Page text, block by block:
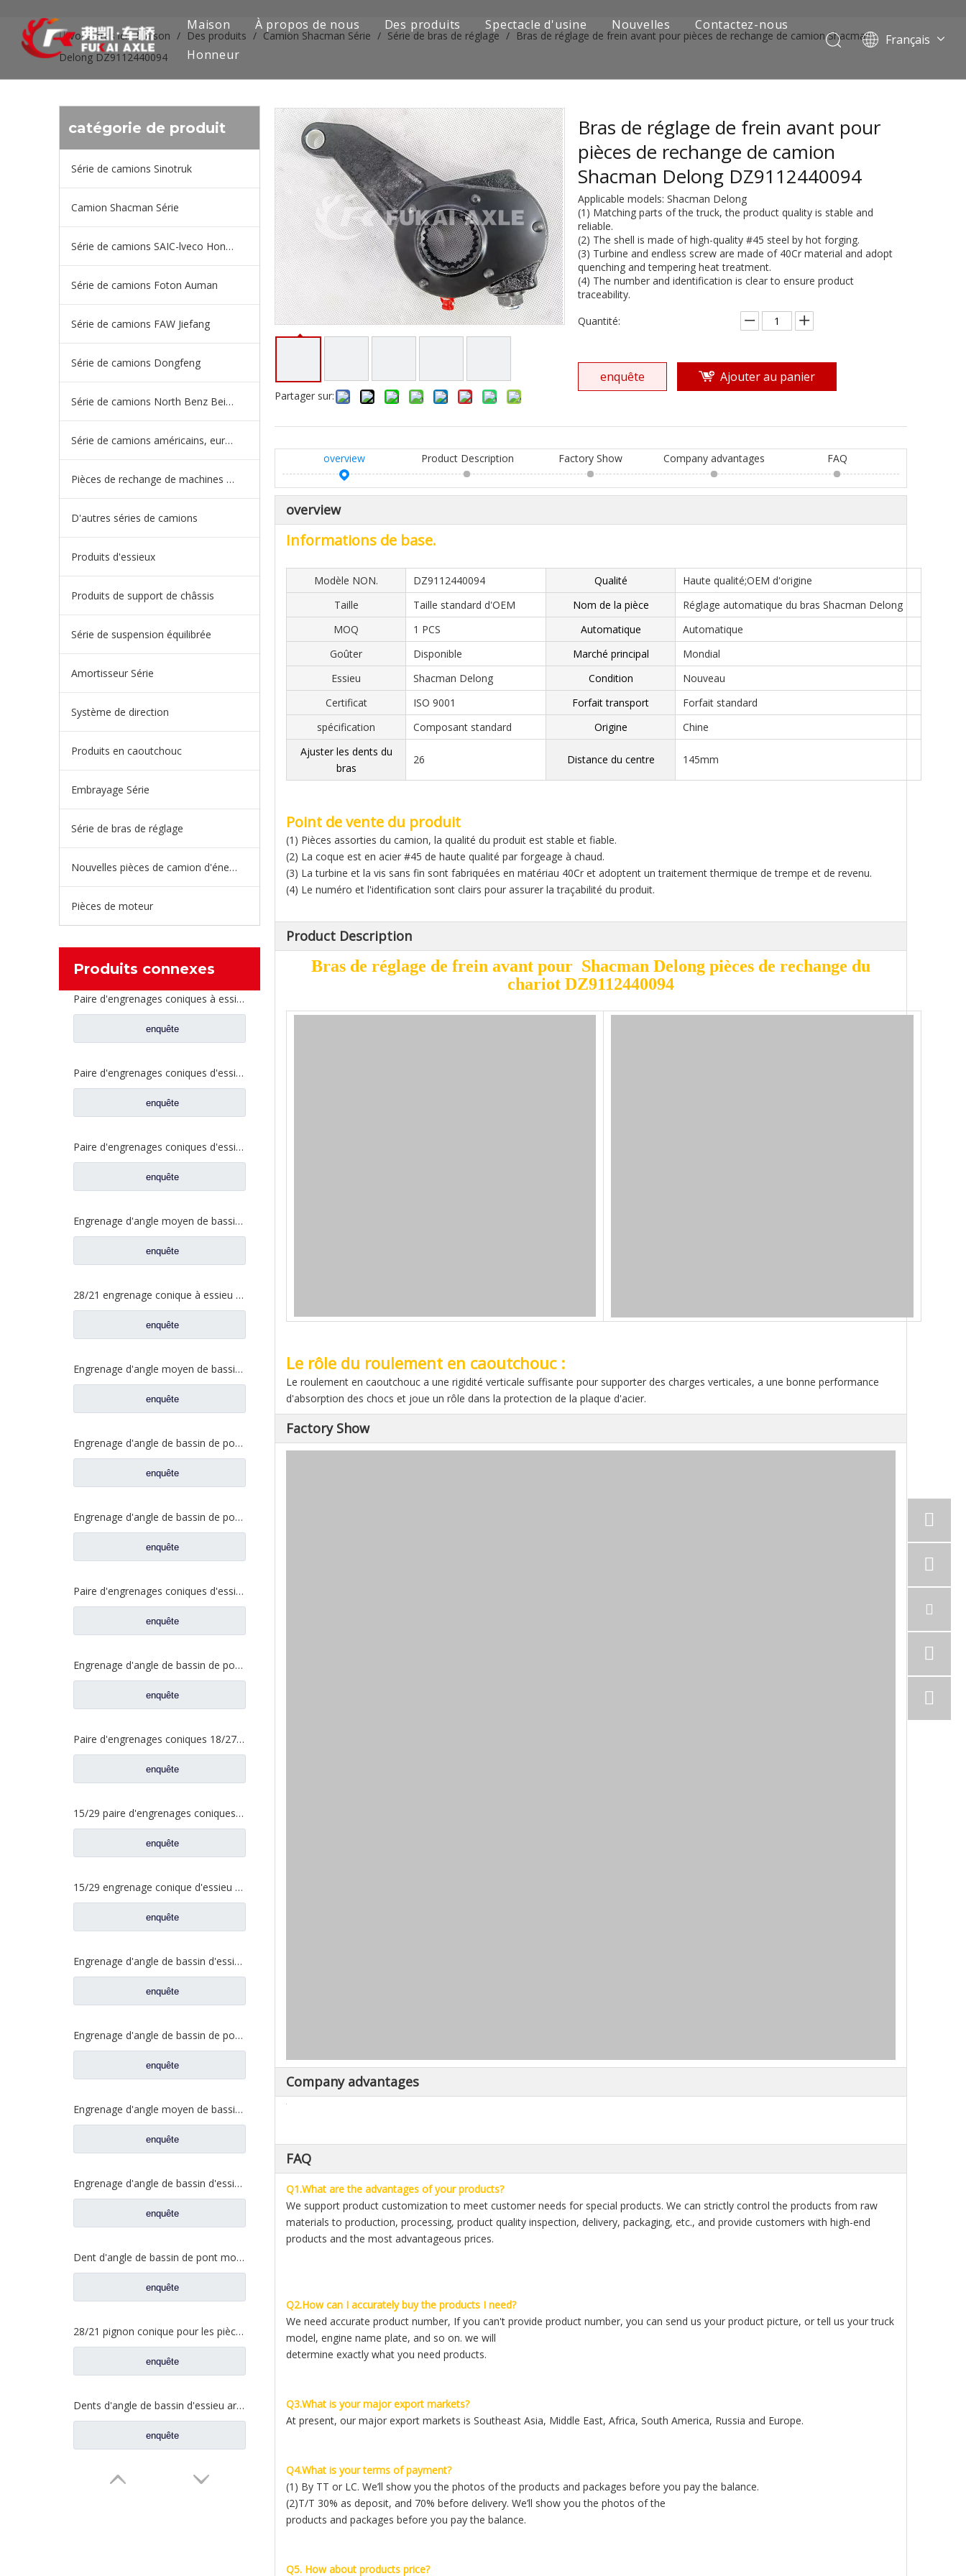
Maison À propos de nous Des produits
Série de camions SAIC-lveco Hongyan
Série de camions Foton Auman
Série de camions FAW Jiefang
Série de camions Dongfeng
Série de camions européens et japonais
Pièces de rechange de machines d'ingénierie de camion minier
D'autres séries de camions
Spectacle d'usine Nouvelles
Contactez-nous
Honneur
Français
Pусский
Vous êtes ici: Maison / Des produits / Camion Shacman Série / Série de bras de réglage / Bras de réglage de frein avant pour pièces de rechange de camion Shacman
Delong DZ9112440094
catégorie de produit
Série de camions Sinotruk
Camion Shacman Série
Série de camions SAIC-lveco Hongyan
Série de camions Foton Auman
Série de camions FAW Jiefang
Série de camions Dongfeng
Série de camions North Benz Beiben
Série de camions américains, européens et japonais
Pièces de rechange de machines d'ingénierie de camion minier
D'autres séries de camions
Produits d'essieux
Produits de support de châssis
Série de suspension équilibrée
Amortisseur Série
Système de direction
Produits en caoutchouc
Embrayage Série
Série de bras de réglage
Nouvelles pièces de camion d'énergie
Pièces de moteur
Produits connexes
Paire d'engrenages coniques à essieu moyen 27/18 pour pièces de rechange de camion Ankai & BENZ Foton Auman HFF2502040/41CK1BZ
enquête
Paire d'engrenages coniques d'essieu arrière 21/28 pour pièces de rechange de camion Ankai & BENZ Foton Auman HFF2402038/39CK1BZ
enquête
Paire d'engrenages coniques d'essieu arrière 18/27 pour pièces de rechange de camion Ankai & BENZ Foton Auman HFF2402040/41CK1BZ
enquête
Engrenage d'angle moyen de bassin de pont pour les pièces de rechange 42104456 de camion de SAIC Hongyan
enquête
28/21 engrenage conique à essieu moyen pour essieu Ankai essieu Benz Foton Auman pièces de rechange de camion HFF2502038/39CK1BZ
enquête
Engrenage d'angle moyen de bassin de pont pour les pièces de rechange 5801845742 de camion de SAIC Hongyan
enquête
Engrenage d'angle de bassin de pont moyen pour pièces de rechange Shamcan DelongTruck 81.35199.6535
enquête
Engrenage d'angle de bassin de pont arrière pour pièces de rechange Shamcan DelongTruck 81.35199.6554
enquête
Paire d'engrenages coniques d'essieu moyen 28/21 pour pièces de rechange de camion FAW Jiefang d'essieu A0E 2502036/037-A0E
enquête
Engrenage d'angle de bassin de pont moyen pour pièces de rechange Shamcan DelongTruck 81.35199.6587
enquête
Paire d'engrenages coniques 18/27 pour pièces de rechange 2502ZHS1827-025/026 de camion de levage en T de l'essieu Dena Dongfeng
enquête
15/29 paire d'engrenages coniques à essieu moyen pour Ankai & Benz essieu Foton Auman nord Benz Beiben camion pièces de rechange A3463535310
enquête
15/29 engrenage conique d'essieu arrière pour Ankai & Benz essieu Foton Auman nord Benz Beiben camion pièces de rechange 24.02.101
enquête
Engrenage d'angle de bassin d'essieu arrière pour pièces de rechange Shamcan AulongTruck 81.35199.6532
enquête
Engrenage d'angle de bassin de pont moyen pour pièces de rechange DZ9112320689 de Shamcan AulongTruck
enquête
Engrenage d'angle moyen de bassin de pont pour les pièces de rechange WG7121320252 de camion de Sinotruk Steyr
enquête
Engrenage d'angle de bassin d'essieu arrière pour pièces de rechange de camion Sinotruk Steyr 199012320177
enquête
Dent d'angle de bassin de pont moyen pour pièces de rechange AZ9981320154 de camion de Sinotruk Howo AC16
enquête
28/21 pignon conique pour les pièces de rechange A3463502939 du nord de camion de Benz Beiben
enquête
Dents d'angle de bassin d'essieu arrière pour pièces de rechange AZ9981320157 de camion de Sinotruk Howo AC16
enquête
Partager sur:
Bras de réglage de frein avant pour
pièces de rechange de camion
Shacman Delong DZ9112440094
Applicable models: Shacman Delong
(1) Matching parts of the truck, the product quality is stable and
reliable.
(2) The shell is made of high-quality #45 steel by hot forging.
(3) Turbine and endless screw are made of 40Cr material and adopt
quenching and tempering heat treatment.
(4) The number and identification is clear to ensure product
traceability.
Quantité:
enquête Ajouter au panier
overview Product Description Factory Show Company advantages FAQ
overview
Informations de base.
Modèle NON. DZ9112440094 Qualité
Haute qualité;OEM d'origine
Taille
Taille standard d'OEM Nom de la pièce
Réglage automatique du bras Shacman Delong
MOQ
1 PCS Automatique
Automatique
Goûter
Disponible Marché principal
Mondial
Essieu
Shacman Delong Condition
Nouveau
Certificat
ISO 9001 Forfait transport
Forfait standard
spécification
Composant standard Origine
Chine
Ajuster les dents du
bras
26 Distance du centre 145mm
Point de vente du produit
(1) Pièces assorties du camion, la qualité du produit est stable et fiable.
(2) La coque est en acier #45 de haute qualité par forgeage à chaud.
(3) La turbine et la vis sans fin sont fabriquées en matériau 40Cr et adoptent un traitement thermique de trempe et de revenu.
(4) Le numéro et l'identification sont clairs pour assurer la traçabilité du produit.
Product Description
Bras de réglage de frein avant pour Shacman Delong pièces de rechange du
chariot DZ9112440094
Le rôle du roulement en caoutchouc :
Le roulement en caoutchouc a une rigidité verticale suffisante pour supporter des charges verticales, a une bonne performance
d'absorption des chocs et joue un rôle dans la protection de la plaque d'acier.
Factory Show
Company advantages
FAQ
Q1.What are the advantages of your products?
We support product customization to meet customer needs for special products. We can strictly control the products from raw
materials to production, processing, product quality inspection, delivery, packaging, etc., and provide customers with high-end
products and the most advantageous prices.
Q2.How can I accurately buy the products I need?
We need accurate product number, If you can't provide product number, you can send us your product picture, or tell us your truck
model, engine name plate, and so on. we will
determine exactly what you need products.
Q3.What is your major export markets?
At present, our major export markets is Southeast Asia, Middle East, Africa, South America, Russia and Europe.
Q4.What is your terms of payment?
(1) By TT or LC. We’ll show you the photos of the products and packages before you pay the balance.
(2)T/T 30% as deposit, and 70% before delivery. We’ll show you the photos of the
products and packages before you pay the balance.
Q5. How about products price?